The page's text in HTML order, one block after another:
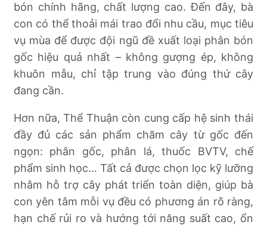
bón chính hãng, chất lượng cao. Đến đây, bà
con có thể thoải mái trao đổi nhu cầu, mục tiêu
vụ mùa để được đội ngũ đề xuất loại phân bón
gốc hiệu quả nhất – không gượng ép, không
khuôn mẫu, chỉ tập trung vào đúng thứ cây
đang cần.
Hơn nữa, Thể Thuận còn cung cấp hệ sinh thái
đầy đủ các sản phẩm chăm cây từ gốc đến
ngọn: phân gốc, phân lá, thuốc BVTV, chế
phẩm sinh học… Tất cả được chọn lọc kỹ lưỡng
nhằm hỗ trợ cây phát triển toàn diện, giúp bà
con yên tâm mỗi vụ đều có phương án rõ ràng,
hạn chế rủi ro và hướng tới năng suất cao, ổn